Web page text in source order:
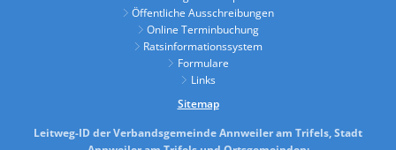
Öffentliche Ausschreibungen
Online Terminbuchung
Ratsinformationssystem
Formulare
Links
Sitemap
Leitweg-ID der Verbandsgemeinde Annweiler am Trifels, Stadt